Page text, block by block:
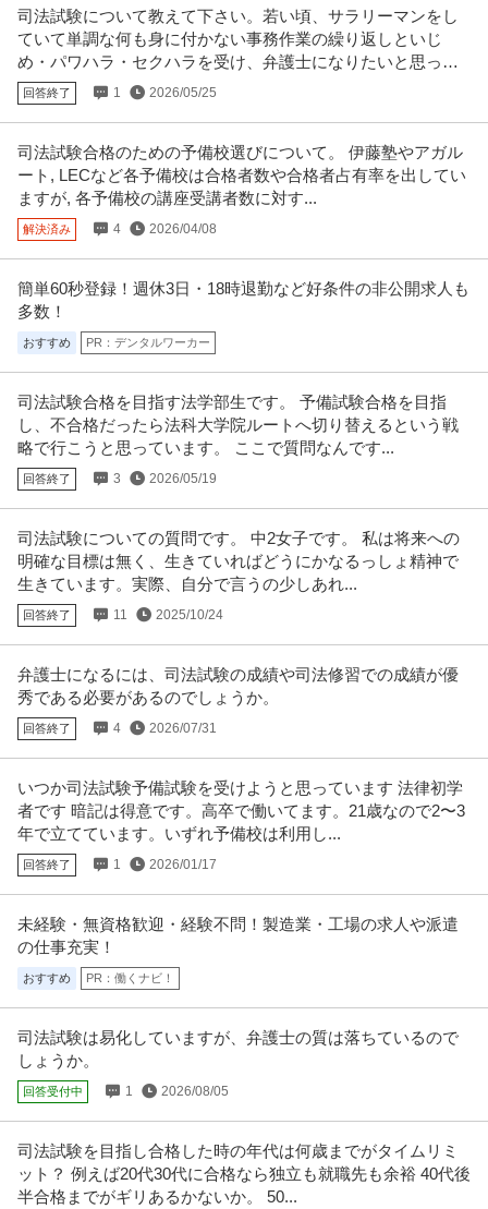
司法試験について教えて下さい。若い頃、サラリーマンをし
ていて単調な何も身に付かない事務作業の繰り返しといじ
め・パワハラ・セクハラを受け、弁護士になりたいと思った
ことがありました。
回答終了 1 2026/05/25
司法試験合格のための予備校選びについて。 伊藤塾やアガル
ート, LECなど各予備校は合格者数や合格者占有率を出してい
ますが, 各予備校の講座受講者数に対す...
解決済み 4 2026/04/08
簡単60秒登録！週休3日・18時退勤など好条件の非公開求人も
多数！
おすすめ PR：デンタルワーカー
司法試験合格を目指す法学部生です。 予備試験合格を目指
し、不合格だったら法科大学院ルートへ切り替えるという戦
略で行こうと思っています。 ここで質問なんです...
回答終了 3 2026/05/19
司法試験についての質問です。 中2女子です。 私は将来への
明確な目標は無く、生きていればどうにかなるっしょ精神で
生きています。実際、自分で言うの少しあれ...
回答終了 11 2025/10/24
弁護士になるには、司法試験の成績や司法修習での成績が優
秀である必要があるのでしょうか。
回答終了 4 2026/07/31
いつか司法試験予備試験を受けようと思っています 法律初学
者です 暗記は得意です。高卒で働いてます。21歳なので2〜3
年で立てています。いずれ予備校は利用し...
回答終了 1 2026/01/17
未経験・無資格歓迎・経験不問！製造業・工場の求人や派遣
の仕事充実！
おすすめ PR：働くナビ！
司法試験は易化していますが、弁護士の質は落ちているので
しょうか。
回答受付中 1 2026/08/05
司法試験を目指し合格した時の年代は何歳までがタイムリミ
ット？ 例えば20代30代に合格なら独立も就職先も余裕 40代後
半合格までがギリあるかないか。 50...